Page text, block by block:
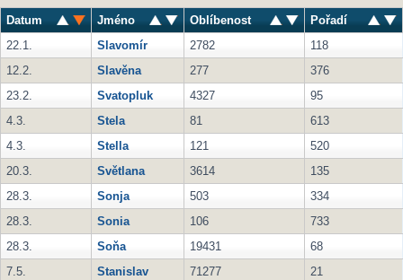
Datum Jméno Oblíbenost
Pořadí
22.1.
Slavomír 2782
118
12.2.
Slavěna 277
376
23.2.
Svatopluk 4327
95
4.3.
Stela 81
613
4.3.
Stella 121
520
20.3.
Světlana 3614
135
28.3.
Sonja 503
334
28.3.
Sonia 106
733
28.3.
Soňa 19431
68
7.5.
Stanislav 71277
21